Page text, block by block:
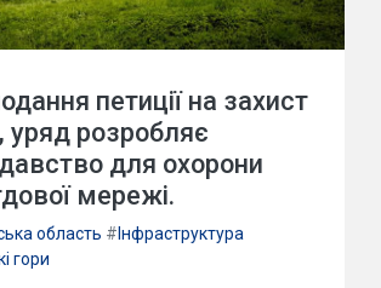
петиції на захист
уряд розробляє
для охорони
мережі.
область # Інфраструктура
гори